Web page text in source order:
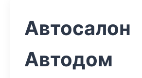
Автосалон
Автодом